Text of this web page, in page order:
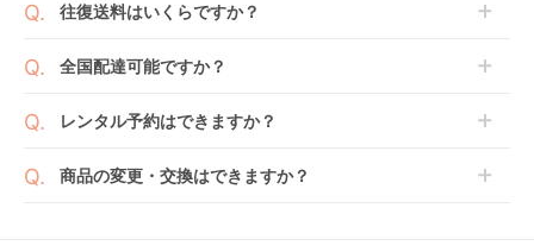
走行テストを行う場合がございます。
となる場合がございます。その際、メーカーの都合に
場合や、在庫切れによりご注文をキャンセルさせてい
い。
※万が一キャンセルとなった場合には、代金は全額ご
おります。
ョンをご購入ください。
詳しくはこちらをご確認ください。
往復送料はいくらですか？
へ入れ、カートページから住所を入力すると送料が確
全国配達可能ですか？
※空港への配達はご対応できかねますのであらかじめ
レンタル予約はできますか？
可能ですので、商品のご注文時にご希望のお日にちに
商品の変更・交換はできますか？